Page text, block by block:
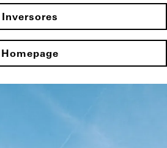
Inversores
Homepage